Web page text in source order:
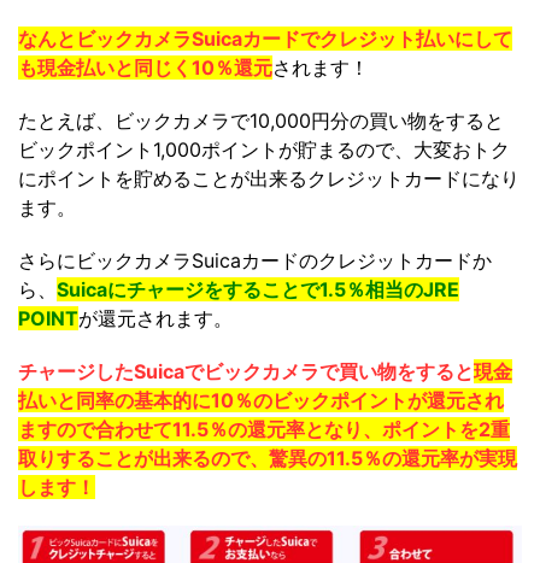
なんとビックカメラSuicaカードでクレジット払いにして
も現金払いと同じく10％還元されます！
たとえば、ビックカメラで10,000円分の買い物をすると
ビックポイント1,000ポイントが貯まるので、大変おトク
にポイントを貯めることが出来るクレジットカードになり
ます。
さらにビックカメラSuicaカードのクレジットカードか
ら、 Suicaにチャージをすることで1.5％相当のJRE
POINTが還元されます。
チャージしたSuicaでビックカメラで買い物をすると現金
払いと同率の基本的に10％のビックポイントが還元され
ますので合わせて11.5％の還元率となり、ポイントを2重
取りすることが出来るので、驚異の11.5％の還元率が実現
します！